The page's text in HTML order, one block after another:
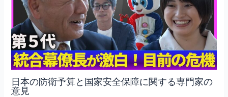
日本の防衛予算と国家安全保障に関する専門家の
意見